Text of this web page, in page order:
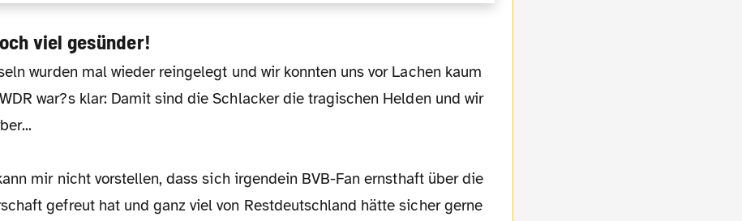
viel gesünder!
war?s klar: Damit sind die Schlacker die tragischen Helden und wir
mir nicht vorstellen, dass sich irgendein BVB-Fan ernsthaft über die
gefreut hat und ganz viel von Restdeutschland hätte sicher gerne